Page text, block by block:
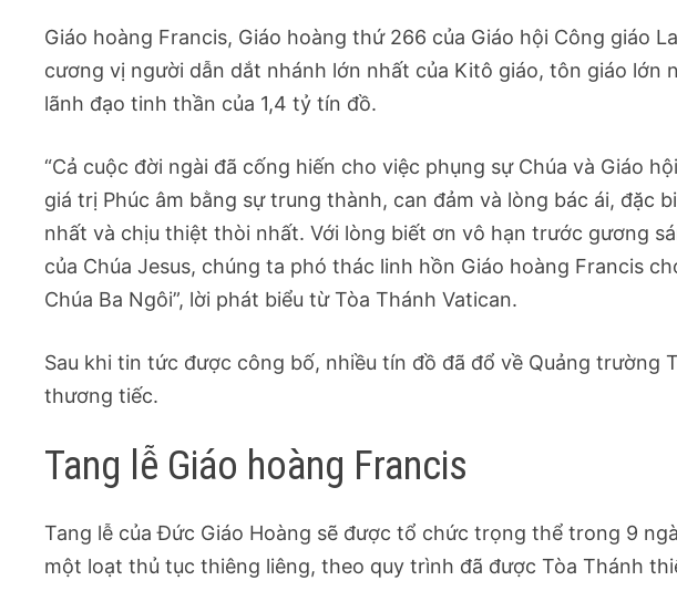
Giáo hoàng Francis, Giáo hoàng thứ 266 của Giáo hội Công giáo
cương vị người dẫn dắt nhánh lớn nhất của Kitô giáo, tôn giáo lớn
lãnh đạo tinh thần của 1,4 tỷ tín đồ.
“Cả cuộc đời ngài đã cống hiến cho việc phụng sự Chúa và Giáo
giá trị Phúc âm bằng sự trung thành, can đảm và lòng bác ái, đặc
nhất và chịu thiệt thòi nhất. Với lòng biết ơn vô hạn trước gương
của Chúa Jesus, chúng ta phó thác linh hồn Giáo hoàng Francis
Chúa Ba Ngôi”, lời phát biểu từ Tòa Thánh Vatican.
Sau khi tin tức được công bố, nhiều tín đồ đã đổ về Quảng trường
thương tiếc.
Tang lễ Giáo hoàng Francis
Tang lễ của Đức Giáo Hoàng sẽ được tổ chức trọng thể trong 9
một loạt thủ tục thiêng liêng, theo quy trình đã được Tòa Thánh